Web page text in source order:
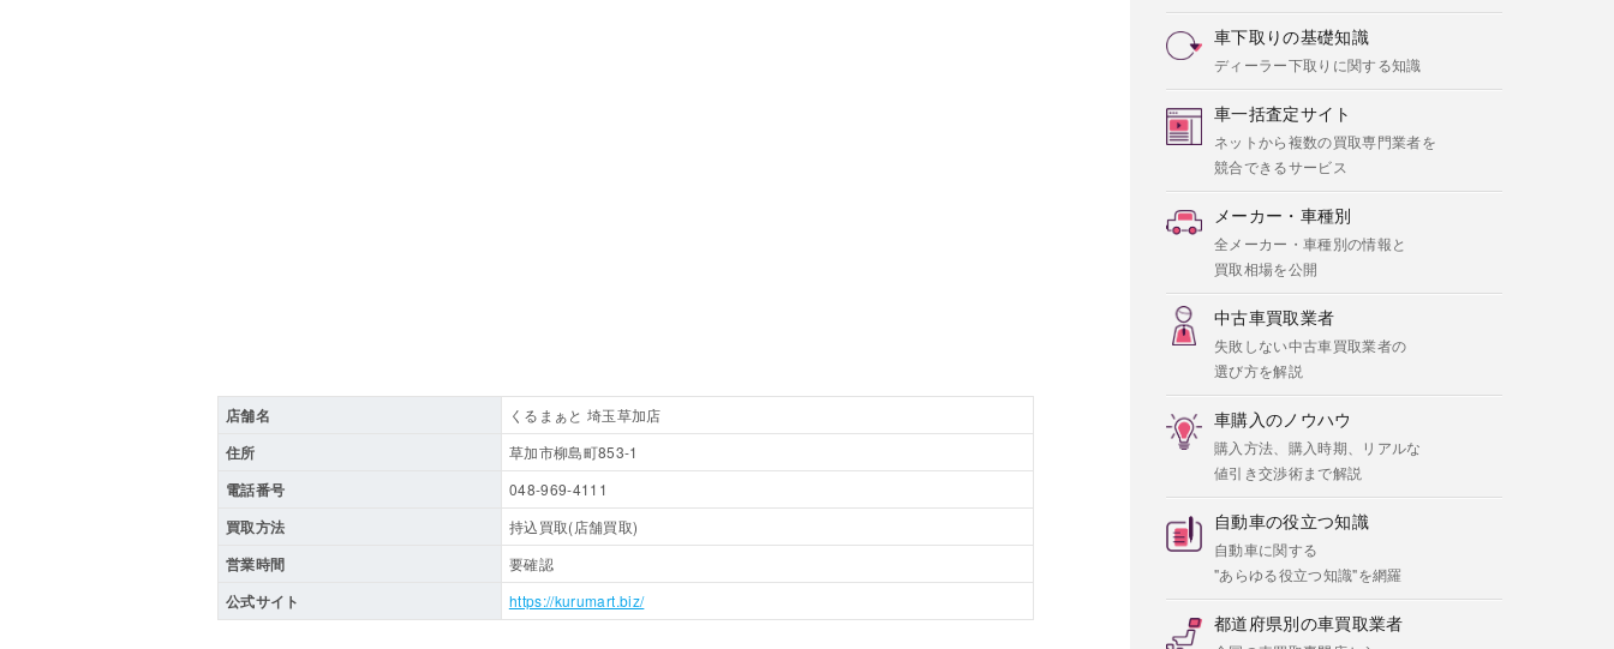
店舗名 くるまぁと 埼玉草加店
住所 草加市柳島町853-1
電話番号 048-969-4111
買取方法 持込買取(店舗買取)
営業時間 要確認
公式サイト https://kurumart.biz/
車下取りの基礎知識
ディーラー下取りに関する知識
車一括査定サイト
ネットから複数の買取専門業者を
競合できるサービス
メーカー・車種別
全メーカー・車種別の情報と
買取相場を公開
中古車買取業者
失敗しない中古車買取業者の
選び方を解説
車購入のノウハウ
購入方法、購入時期、リアルな
値引き交渉術まで解説
自動車の役立つ知識
自動車に関する
"あらゆる役立つ知識"を網羅
都道府県別の車買取業者